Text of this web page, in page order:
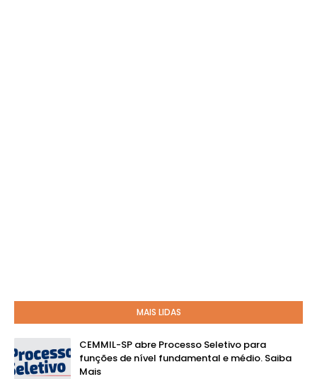
MAIS LIDAS
CEMMIL-SP abre Processo Seletivo para
funções de nível fundamental e médio. Saiba
Mais